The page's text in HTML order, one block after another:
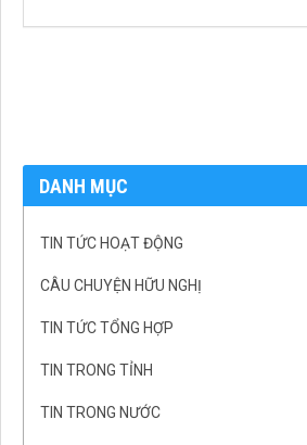
DANH MỤC
TIN TỨC HOẠT ĐỘNG
CÂU CHUYỆN HỮU NGHỊ
TIN TỨC TỔNG HỢP
TIN TRONG TỈNH
TIN TRONG NƯỚC